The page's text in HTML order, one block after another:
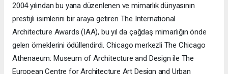
2004 yılından bu yana düzenlenen ve mimarlık dünyasının
prestijli isimlerini bir araya getiren The International
Architecture Awards (IAA), bu yıl da çağdaş mimarlığın önde
gelen örneklerini ödüllendirdi. Chicago merkezli The Chicago
Athenaeum: Museum of Architecture and Design ile The
European Centre for Architecture Art Design and Urban